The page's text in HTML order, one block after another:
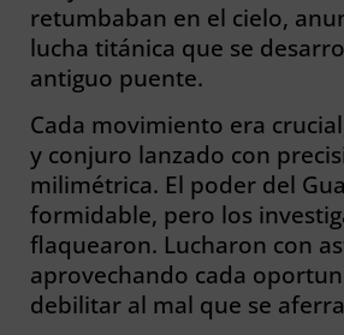
retumbaban en el cielo,
lucha titánica que se
antiguo puente.
Cada movimiento era
y conjuro lanzado con
milimétrica. El poder del
formidable, pero los
flaquearon. Lucharon con
aprovechando cada
debilitar al mal que se